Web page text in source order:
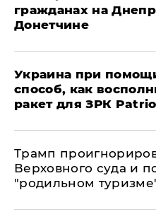
гражданах на
Донетчине
Украина при
способ, как
ракет для ЗРК
Трамп
Верховного суда и
"родильном